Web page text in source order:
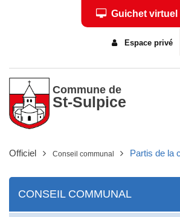
Espace privé
Guichet virtuel
Commune de
St-Sulpice
Officiel Conseil communal Partis de la
CONSEIL COMMUNAL